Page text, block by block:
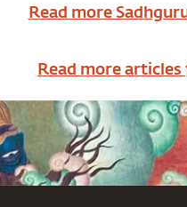
Read more
Read more